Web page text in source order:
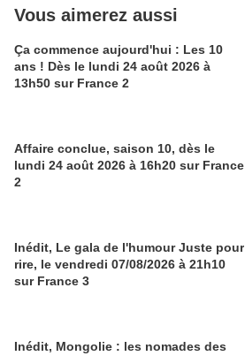
Vous aimerez aussi
Ça commence aujourd'hui : Les 10
ans ! Dès le lundi 24 août 2026 à
13h50 sur France 2
Affaire conclue, saison 10, dès le
lundi 24 août 2026 à 16h20 sur France
2
Inédit, Le gala de l'humour Juste pour
rire, le vendredi 07/08/2026 à 21h10
sur France 3
Inédit, Mongolie : les nomades des